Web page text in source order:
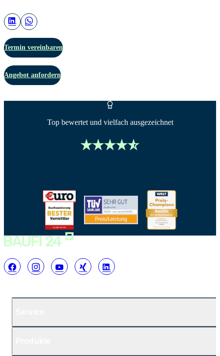
Termin vereinbaren
Angebot anfordern
Top bewertet und vielfach ausgezeichnet